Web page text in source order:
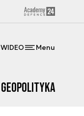
WIDEO Menu
Geopolityka